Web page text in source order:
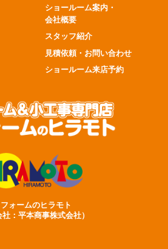
ショールーム案内・
会社概要
スタッフ紹介
見積依頼・お問い合わせ
ショールーム来店予約
フォームのヒラモト
：平本商事株式会社）